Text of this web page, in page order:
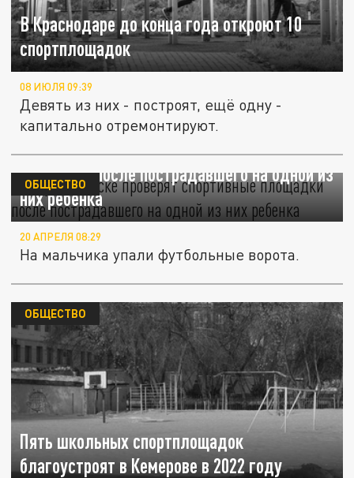
В Краснодаре до конца года откроют 10
спортплощадок
08 ИЮЛЯ 09:39
Девять из них - построят, ещё одну -
капитально отремонтируют.
В Красногорске проверят спортивные
площадки после пострадавшего на одной из
них ребенка
ОБЩЕСТВО
20 АПРЕЛЯ 08:29
На мальчика упали футбольные ворота.
Пять школьных спортплощадок
благоустроят в Кемерове в 2022 году
ОБЩЕСТВО